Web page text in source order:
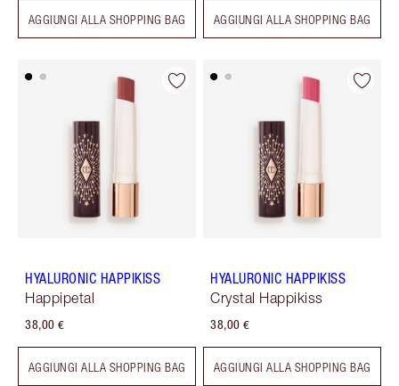
AGGIUNGI ALLA SHOPPING BAG AGGIUNGI ALLA SHOPPING BAG
HYALURONIC HAPPIKISS
Happipetal
38,00 €
AGGIUNGI ALLA SHOPPING BAG
HYALURONIC HAPPIKISS
Crystal Happikiss
38,00 €
AGGIUNGI ALLA SHOPPING BAG